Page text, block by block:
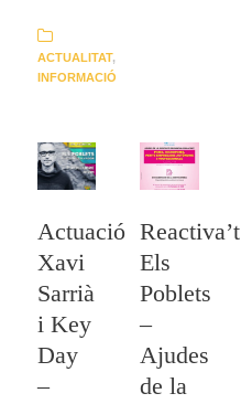
ACTUALITAT,
INFORMACIÓ
Actuació
Xavi
Sarrià
i Key
Day
–
Reactiva’t
Els
Poblets
–
Ajudes
de la